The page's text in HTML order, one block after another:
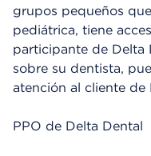
grupos pequeños
pediátrica, tiene
participante de Delta
sobre su dentista,
atención al cliente de
PPO de Delta Dental